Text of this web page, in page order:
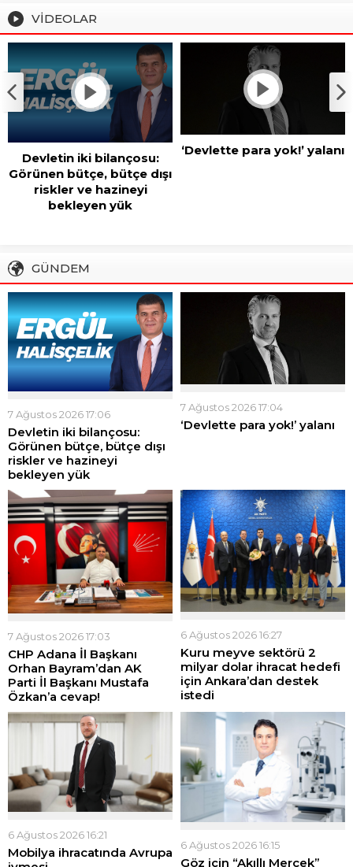
VİDEOLAR
‘Devlette para yok!’ yalanı
GÜNDEM
7 Ağustos 2026 17:06
Devletin iki bilançosu:
Görünen bütçe, bütçe dışı
riskler ve hazineyi
bekleyen yük
7 Ağustos 2026 17:04
‘Devlette para yok!’ yalanı
7 Ağustos 2026 17:03
CHP Adana İl Başkanı
Orhan Bayram’dan AK
Parti İl Başkanı Mustafa
Özkan’a cevap!
6 Ağustos 2026 16:27
Kuru meyve sektörü 2
milyar dolar ihracat hedefi
için Ankara’dan destek
istedi
6 Ağustos 2026 16:21
Mobilya ihracatında Avrupa
6 Ağustos 2026 16:15
Göz için “Akıllı Mercek”